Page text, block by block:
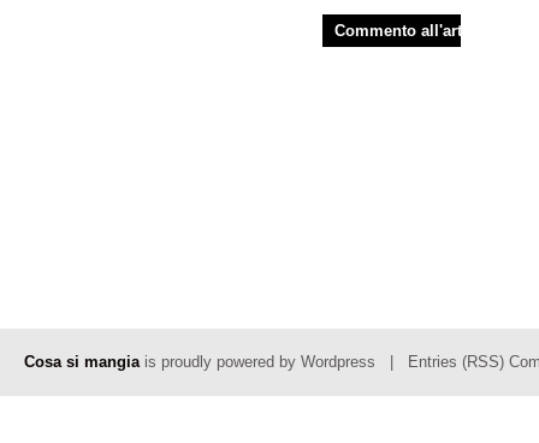
Cosa si mangiais proudly powered by Wordpress Entries (RSS)